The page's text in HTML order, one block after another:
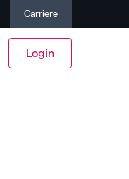
Carriere
Login